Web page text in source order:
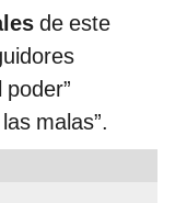
de este
poder”
malas”.